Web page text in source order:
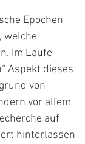
Epochen
welche
Im Laufe
Aspekt dieses
von
vor allem
auf
hinterlassen